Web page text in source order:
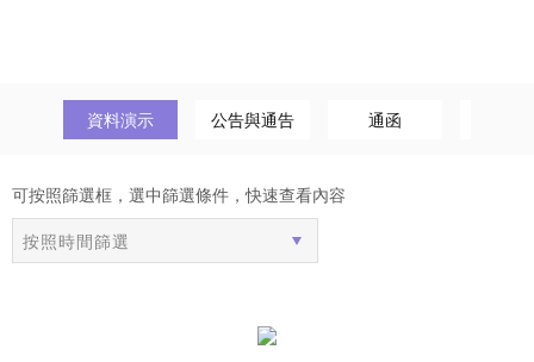
資料演示 公告與通告 通函
可按照篩選框，選中篩選條件，快速查看內容